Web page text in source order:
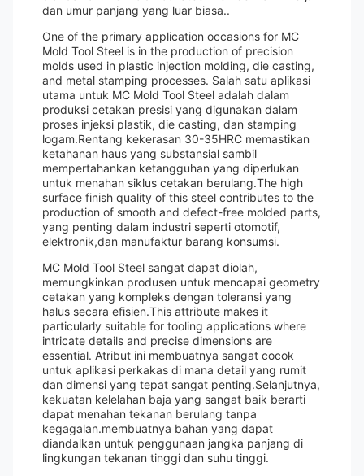
dan umur panjang yang luar biasa..
One of the primary application occasions for MC
Mold Tool Steel is in the production of precision
molds used in plastic injection molding, die casting,
and metal stamping processes. Salah satu aplikasi
utama untuk MC Mold Tool Steel adalah dalam
produksi cetakan presisi yang digunakan dalam
proses injeksi plastik, die casting, dan stamping
logam.Rentang kekerasan 30-35HRC memastikan
ketahanan haus yang substansial sambil
mempertahankan ketangguhan yang diperlukan
untuk menahan siklus cetakan berulang.The high
surface finish quality of this steel contributes to the
production of smooth and defect-free molded parts,
yang penting dalam industri seperti otomotif,
elektronik,dan manufaktur barang konsumsi.
MC Mold Tool Steel sangat dapat diolah,
memungkinkan produsen untuk mencapai geometry
cetakan yang kompleks dengan toleransi yang
halus secara efisien.This attribute makes it
particularly suitable for tooling applications where
intricate details and precise dimensions are
essential. Atribut ini membuatnya sangat cocok
untuk aplikasi perkakas di mana detail yang rumit
dan dimensi yang tepat sangat penting.Selanjutnya,
kekuatan kelelahan baja yang sangat baik berarti
dapat menahan tekanan berulang tanpa
kegagalan.membuatnya bahan yang dapat
diandalkan untuk penggunaan jangka panjang di
lingkungan tekanan tinggi dan suhu tinggi.